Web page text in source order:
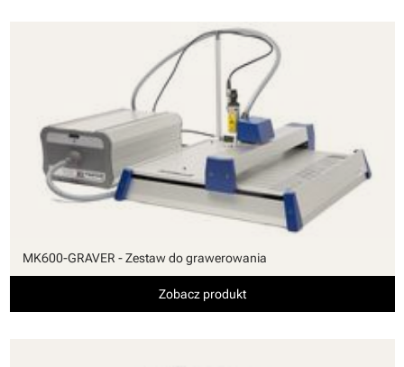
MK600-GRAVER - Zestaw do grawerowania
Zobacz produkt